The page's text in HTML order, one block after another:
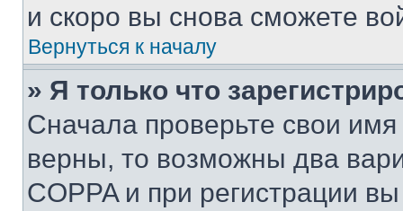
и скоро вы снова сможете
Вернуться к началу
» Я только что
Сначала проверьте свои
верны, то возможны два
COPPA и при регистрации